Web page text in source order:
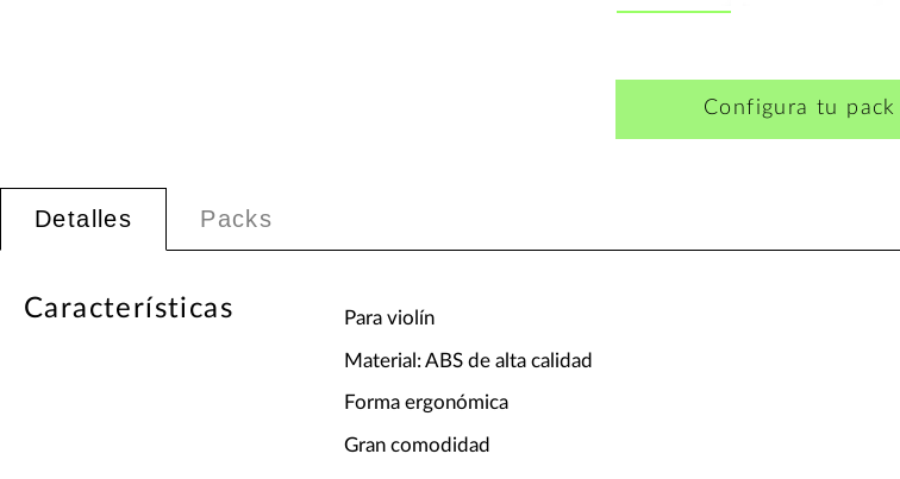
Configura tu pack
Detalles Packs
Características Para violín
Material: ABS de alta calidad
Forma ergonómica
Gran comodidad